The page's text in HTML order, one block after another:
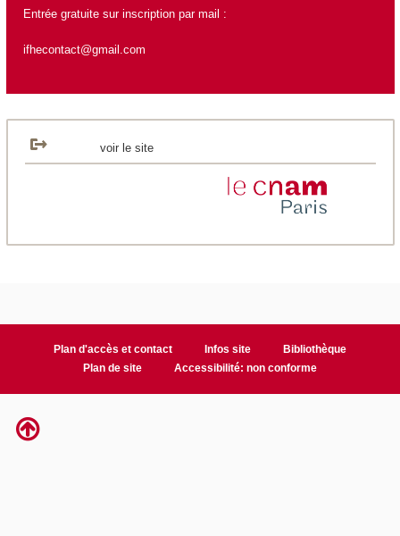
Entrée gratuite sur inscription par mail :
ifhecontact@gmail.com
voir le site
Plan d'accès et contact Infos site
Bibliothèque
Plan de site
Accessibilité: non conforme